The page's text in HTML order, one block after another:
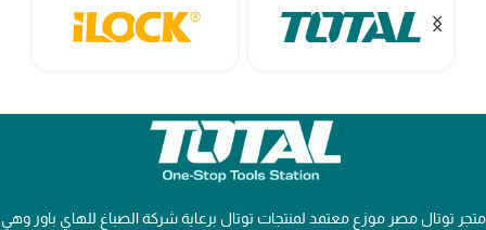
متجر توتال مصر موزع معتمد لمنتجات توتال برعاية شركة الصباغ للهاي باور وهي